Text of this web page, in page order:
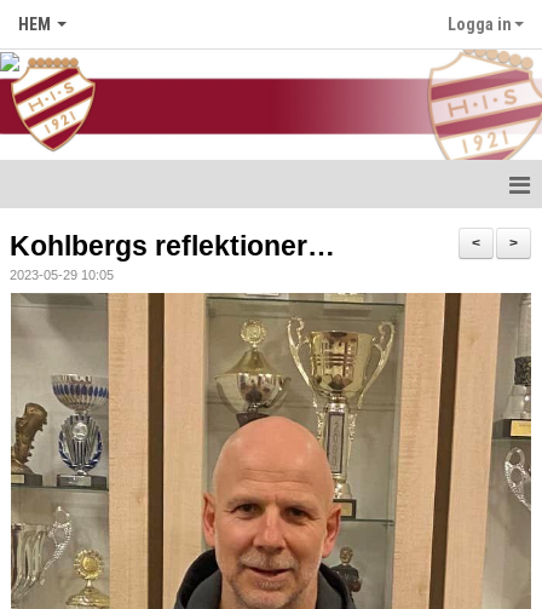
HEM Logga in
Nyheter
Föreningen
Medlem i HIS
Kontakt
Kalender
Våra lag
Matcher
>
<
Kohlbergs reflektioner…
2023-05-29 10:05